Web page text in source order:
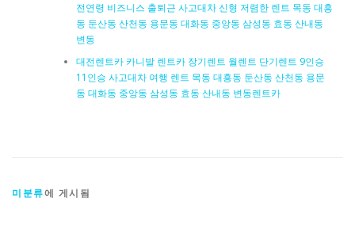
전연령 비즈니스 출퇴근 사고대차 신형 저렴한 렌트 목동 대흥
동 둔산동 산천동 용문동 대화동 중앙동 삼성동 효동 산내동
변동
대전렌트카 카니발 렌트카 장기렌트 월렌트 단기렌트 9인승
11인승 사고대차 여행 렌트 목동 대흥동 둔산동 산천동 용문
동 대화동 중앙동 삼성동 효동 산내동 변동렌트카
미분류에 게시됨